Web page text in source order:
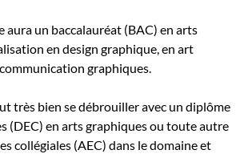
aura un baccalauréat (BAC) en arts
en design graphique, en art
graphiques.
très bien se débrouiller avec un diplôme
(DEC) en arts graphiques ou toute autre
collégiales (AEC) dans le domaine et